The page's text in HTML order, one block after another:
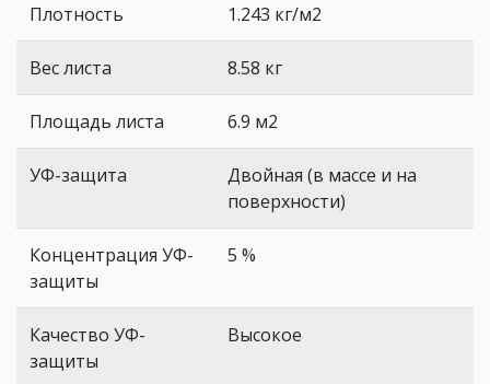
Плотность 1.243 кг/м2
Вес листа 8.58 кг
Площадь листа 6.9 м2
УФ-защита
Двойная (в массе и на
поверхности)
Концентрация УФ-
защиты
5 %
Качество УФ-
защиты
Высокое